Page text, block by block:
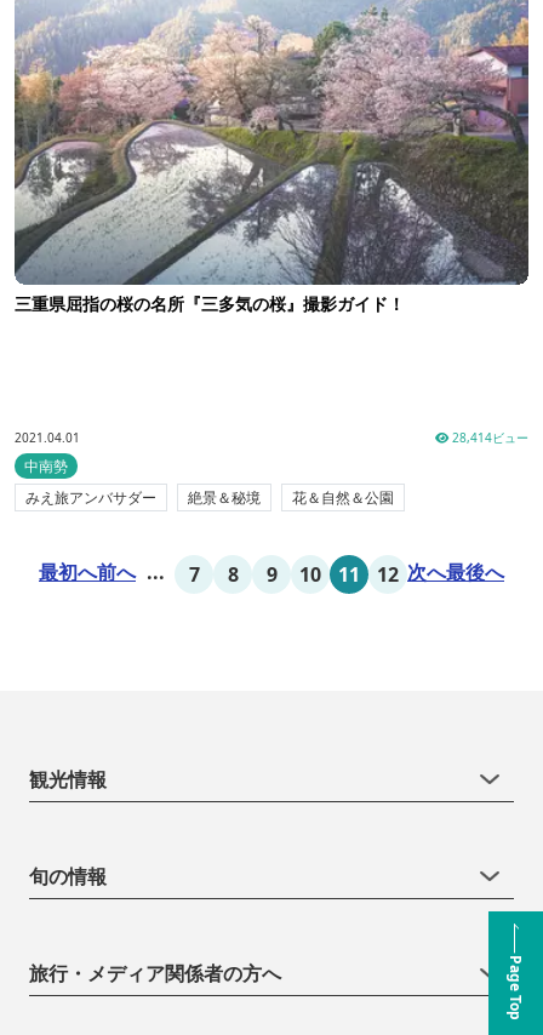
三重県屈指の桜の名所『三多気の桜』撮影ガイド！
2021.04.01 28,414ビュー
中南勢
みえ旅アンバサダー
絶景＆秘境 花＆自然＆公園
最初へ前へ ... 7 8 9 10 11 12 次へ最後へ
Page Top
観光情報
旬の情報
旅行・メディア関係者の方へ